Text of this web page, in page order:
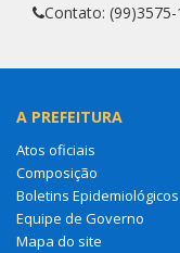
Contato:
A PREFEITURA
Atos oficiais
Composição
Boletins Epidemiológicos
Equipe de Governo
Mapa do site